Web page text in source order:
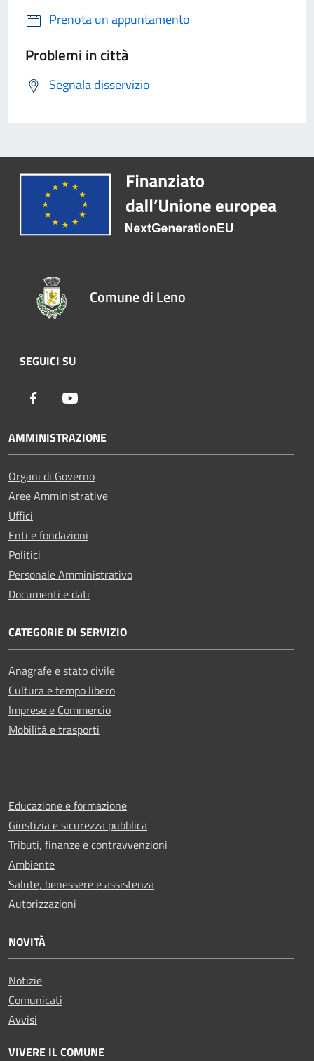
Prenota un appuntamento
Problemi in città
Segnala disservizio
Comune di Leno
SEGUICI SU
Facebook
AMMINISTRAZIONE
Organi di Governo
Aree Amministrative
Uffici
Enti e fondazioni
Politici
Personale Amministrativo
Documenti e dati
CATEGORIE DI SERVIZIO
Anagrafe e stato civile
Cultura e tempo libero
Imprese e Commercio
Mobilità e trasporti
Educazione e formazione
Giustizia e sicurezza pubblica
Tributi, finanze e contravvenzioni
Ambiente
Salute, benessere e assistenza
Autorizzazioni
NOVITÀ
Notizie
Comunicati
Avvisi
VIVERE IL COMUNE